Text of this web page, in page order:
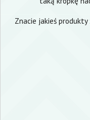
Znacie jakieś